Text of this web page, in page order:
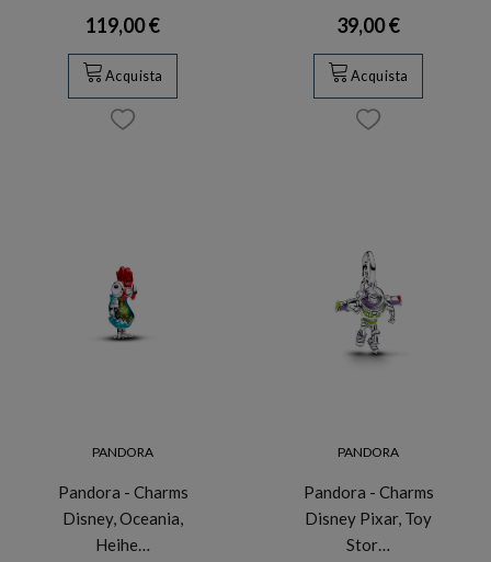
119,00 €
Acquista
39,00 €
Acquista
PANDORA
Pandora - Charms
Disney, Oceania,
Heihe…
PANDORA
Pandora - Charms
Disney Pixar, Toy
Stor…